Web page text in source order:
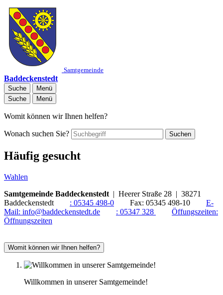
Samtgemeinde
Baddeckenstedt
Suche
Menü
Suche
Menü
Womit können wir Ihnen helfen?
Wonach suchen Sie? Suchen
Häufig gesucht
Wahlen
Samtgemeinde Baddeckenstedt | Heerer Straße 28 | 38271
Baddeckenstedt : 05345 498-0 Fax: 05345 498-10
E-
Mail: info@baddeckenstedt.de : 05347 328
Öffungszeiten:
Öffnungszeiten
Womit können wir Ihnen helfen?
Willkommen in unserer Samtgemeinde!